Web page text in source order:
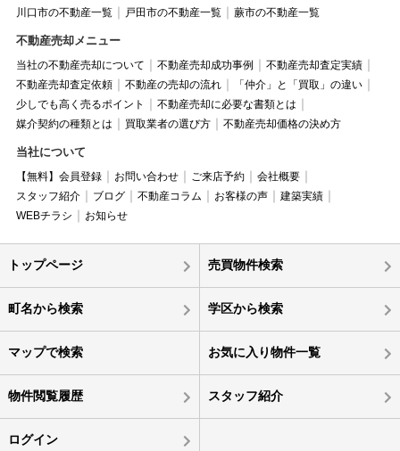
川口市の不動産一覧
戸田市の不動産一覧 蕨市の不動産一覧
不動産売却メニュー
当社の不動産売却について 不動産売却成功事例
不動産売却査定実績
不動産売却査定依頼
不動産の売却の流れ
「仲介」と「買取」の違い
少しでも高く売るポイント
不動産売却に必要な書類とは
媒介契約の種類とは
買取業者の選び方 不動産売却価格の決め方
当社について
【無料】会員登録 お問い合わせ ご来店予約
会社概要
スタッフ紹介
ブログ 不動産コラム お客様の声
建築実績
WEBチラシ
お知らせ
トップページ 売買物件検索
町名から検索 学区から検索
マップで検索 お気に入り物件一覧
物件閲覧履歴 スタッフ紹介
ログイン